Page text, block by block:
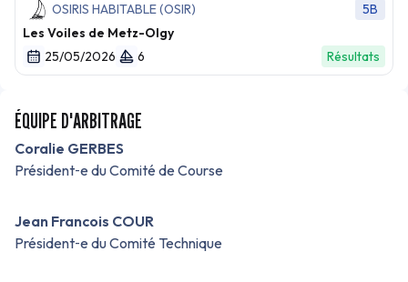
OSIRIS HABITABLE (OSIR)
5B
Les Voiles de Metz-Olgy
25/05/2026
6 Résultats
ÉQUIPE D'ARBITRAGE
Coralie GERBES
Président‑e du Comité de Course
Jean Francois COUR
Président‑e du Comité Technique